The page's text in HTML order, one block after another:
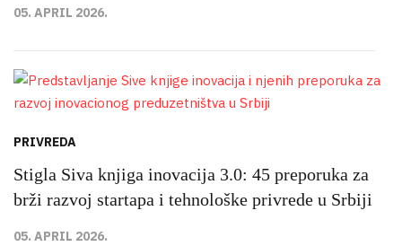
05. APRIL 2026.
PRIVREDA
Stigla Siva knjiga inovacija 3.0: 45 preporuka za
brži razvoj startapa i tehnološke privrede u Srbiji
05. APRIL 2026.